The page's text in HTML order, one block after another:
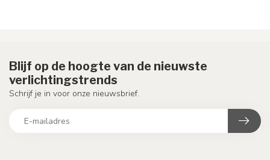
Blijf op de hoogte van de nieuwste
verlichtingstrends
Schrijf je in voor onze nieuwsbrief.